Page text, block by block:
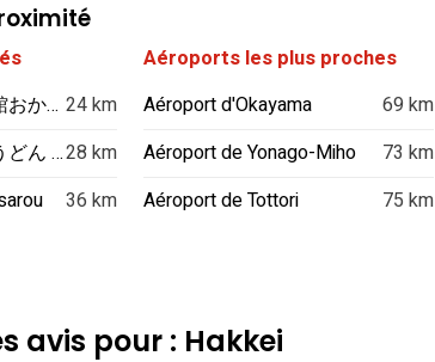
Restaurant - 割烹旅館おかもと 24 km
Restaurant - セルフうどん インター28 km
36 km
Aéroports les plus proches
Aéroport d'Okayama
69 km
Aéroport de Yonago-Miho
73 km
Aéroport de Tottori
75 km
avis pour : Hakkei